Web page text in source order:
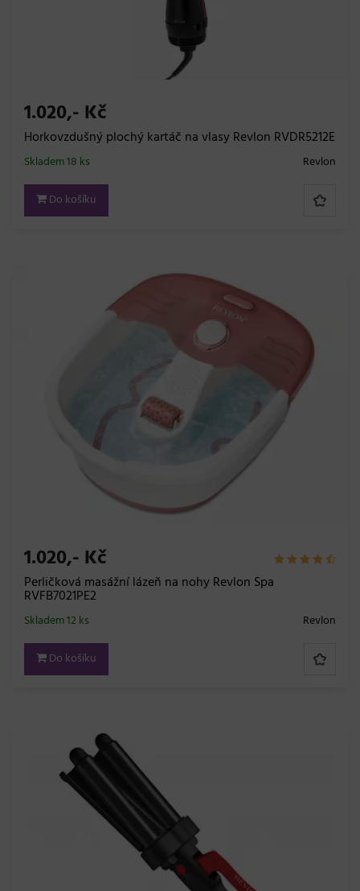
1.020,- Kč
Horkovzdušný plochý kartáč na vlasy Revlon RVDR5212E
Revlon
Skladem 18 ks
Do košíku
1.020,- Kč
Perličková masážní lázeň na nohy Revlon Spa
RVFB7021PE2
Revlon
Skladem 12 ks
Do košíku